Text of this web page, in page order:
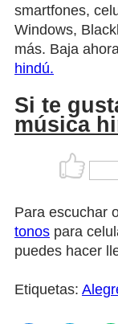
smartfones,
Windows,
más. Baja
hindú.
Si te
música
Para escuchar
tonos para
puedes hacer
Etiquetas: